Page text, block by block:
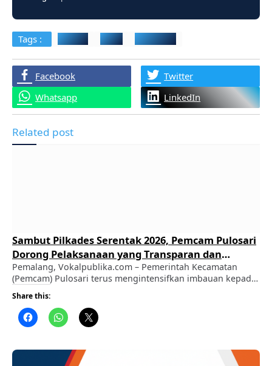
Tags : Bukber Polisi
Facebook
Twitter
Whatsapp
LinkedIn
Related post
Sambut Pilkades Serentak 2026, Pemcam Pulosari
Dorong Pelaksanaan yang Transparan dan
Demokratis
Pemalang, Vokalpublika.com – Pemerintah Kecamatan
(Pemcam) Pulosari terus mengintensifkan imbauan kepada
masyarakat guna menyukseskan Pemilihan Kepala Desa
(Pilkades) Serentak 2026. ADVERTISEMENT Melalui langkah
sosialisasi ini, Pemcam Pulosari menegaskan komitmennya
dalam mengawal jalannya pesta demokrasi di tingkat desa
Berdasarkan publikasi resmi yang disampaikan Pemcam
Pulosari, pihak kecamatan mengajak seluruh …
Share this: